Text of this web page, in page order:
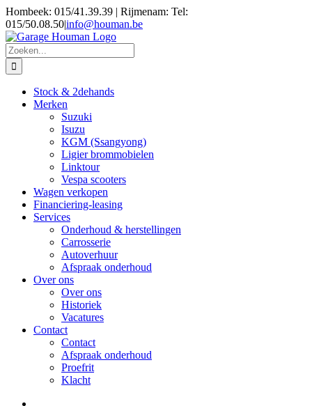
Skip
to
content
Hombeek: 015/41.39.39 | Rijmenam: Tel:
015/50.08.50|info@houman.be
Zoeken
naar:
Stock & 2dehands
Merken
Suzuki
Isuzu
KGM (Ssangyong)
Ligier brommobielen
Linktour
Vespa scooters
Wagen verkopen
Financiering-leasing
Services
Onderhoud & herstellingen
Carrosserie
Autoverhuur
Afspraak onderhoud
Over ons
Over ons
Historiek
Vacatures
Contact
Contact
Afspraak onderhoud
Proefrit
Klacht